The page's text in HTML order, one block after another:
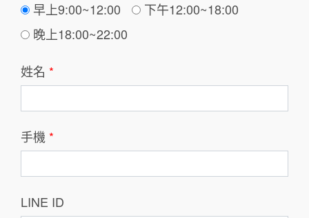
早上9:00~12:00
下午12:00~18:00
晚上18:00~22:00
姓名 *
手機 *
LINE ID